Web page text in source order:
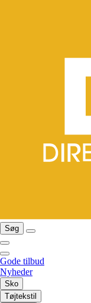
Søg
Gode tilbud
Nyheder
Sko
Tøjtekstil